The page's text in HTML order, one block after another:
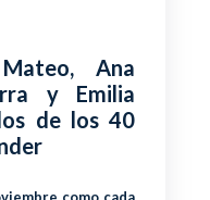
Ana
y Emilia
de los 40